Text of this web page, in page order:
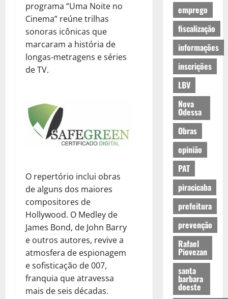
programa “Uma Noite no
Cinema” reúne trilhas
sonoras icônicas que
marcaram a história de
longas-metragens e séries
de TV.
O repertório inclui obras
de alguns dos maiores
compositores de
Hollywood. O Medley de
James Bond, de John Barry
e outros autores, revive a
atmosfera de espionagem
e sofisticação de 007,
franquia que atravessa
mais de seis décadas.
emprego
fiscalização
informações
inscrições
LBV
Nova
Odessa
Obras
opinião
PAT
piracicaba
prefeitura
prevenção
Rafael
Piovezan
santa
barbara
doeste